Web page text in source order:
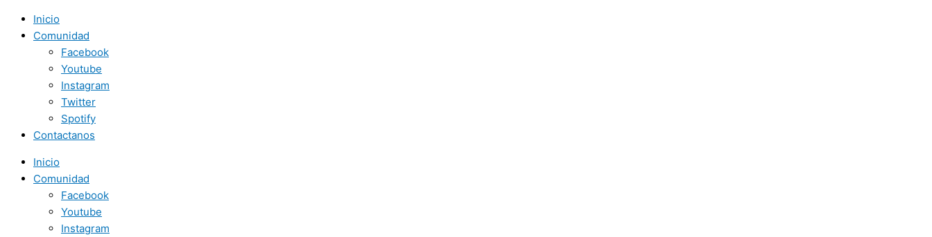
Inicio
Comunidad
Facebook
Youtube
Instagram
Twitter
Spotify
Contactanos
Inicio
Comunidad
Facebook
Youtube
Instagram